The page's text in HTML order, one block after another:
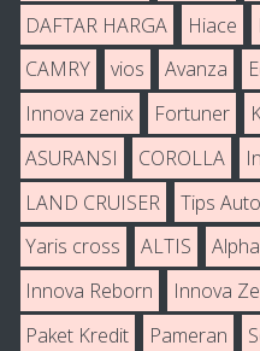
DAFTAR HARGA
Hiace
CAMRY
vios Avanza
Innova zenix
Fortuner
ASURANSI
COROLLA
LAND CRUISER
Tips
Yaris cross
ALTIS
Innova Reborn
Innova
Paket Kredit
Pameran